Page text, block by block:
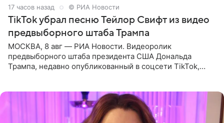
17 часов назад © РИА Новости
TikTok убрал песню Тейлор Свифт из видео
предвыборного штаба Трампа
МОСКВА, 8 авг — РИА Новости. Видеоролик
предвыборного штаба президента США Дональда
Трампа, недавно опубликованный в соцсети TikTok,